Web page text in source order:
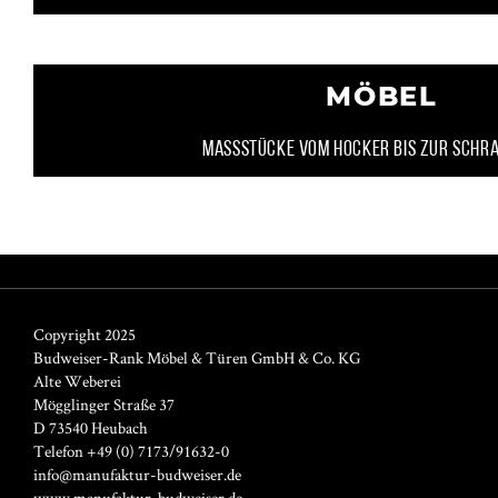
MÖBEL
Massstücke vom Hocker bis zur
Copyright 2025
Budweiser-Rank Möbel & Türen GmbH & Co. KG
Alte Weberei
Mögglinger Straße 37
D 73540 Heubach
Telefon +49 (0) 7173/91632-0
info@manufaktur-budweiser.de